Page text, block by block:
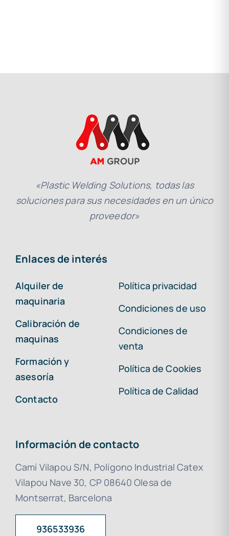
«Plastic Welding Solutions, todas las
soluciones para sus necesidades en un único
proveedor»
Enlaces de interés
Alquiler de
maquinaria
Calibración de
maquinas
Formación y
asesoría
Contacto
Política privacidad
Condiciones de uso
Condiciones de
venta
Política de Cookies
Política de Calidad
Información de contacto
Camí Vilapou S/N, Polígono Industrial Catex
Vilapou Nave 30, CP 08640 Olesa de
Montserrat, Barcelona
936533936